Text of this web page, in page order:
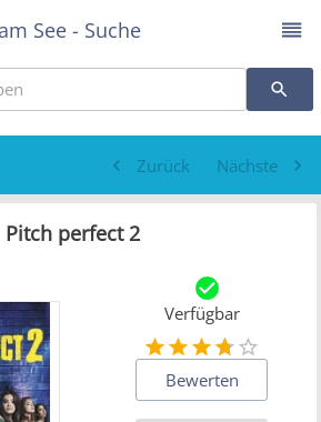
See - Suche
Zurück Nächste
Pitch perfect 2
Verfügbar
Bewerten